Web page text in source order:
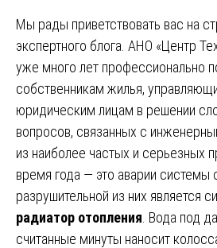
Мы рады приветствовать вас на
экспертного блога. АНО «Центр
уже много лет профессионально
собственникам жилья,
юридическим лицам в решении
вопросов, связанных с
из наиболее частых и серьезных
время года — это аварии системы
разрушительной из них является
радиатор отопления . Вода под
считанные минуты наносит